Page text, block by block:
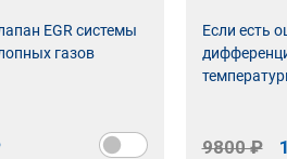
EGR системы
газов
Если есть
9800 ₽